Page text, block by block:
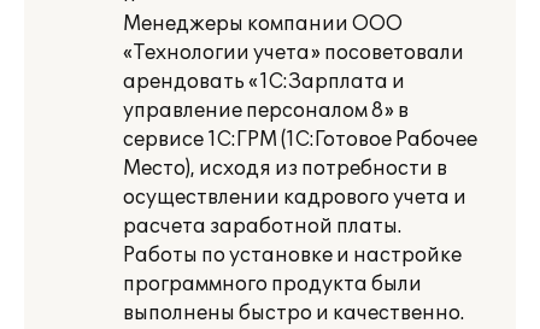
Менеджеры компании ООО
«Технологии учета» посоветовали
арендовать «1С:Зарплата и
управление персоналом 8» в
сервисе 1С:ГРМ (1С:Готовое Рабочее
Место), исходя из потребности в
осуществлении кадрового учета и
расчета заработной платы.
Работы по установке и настройке
программного продукта были
выполнены быстро и качественно.